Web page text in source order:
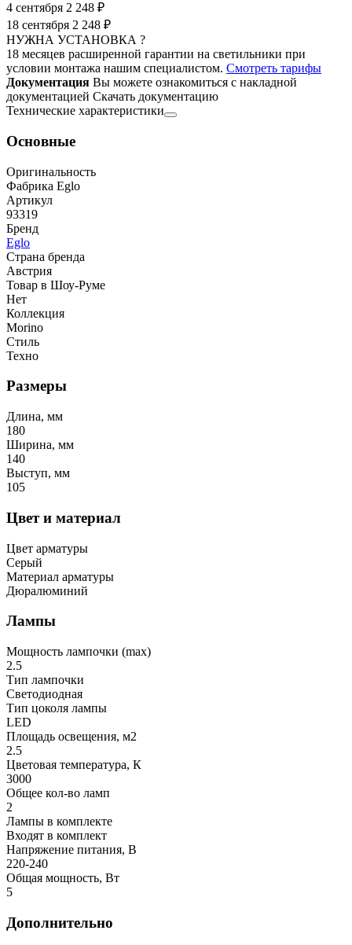
4 сентября 2 248 ₽
18 сентября 2 248 ₽
НУЖНА УСТАНОВКА ?
18 месяцев расширенной гарантии на светильники при
условии монтажа нашим специалистом. Смотреть тарифы
Документация Вы можете ознакомиться с накладной
документацией Скачать документацию
Технические характеристики
Основные
Оригинальность
Фабрика Eglo
Артикул
93319
Бренд
Eglo
Страна бренда
Австрия
Товар в Шоу-Руме
Нет
Коллекция
Morino
Стиль
Техно
Размеры
Длина, мм
180
Ширина, мм
140
Выступ, мм
105
Цвет и материал
Цвет арматуры
Серый
Материал арматуры
Дюралюминий
Лампы
Мощность лампочки (max)
2.5
Тип лампочки
Светодиодная
Тип цоколя лампы
LED
Площадь освещения, м2
2.5
Цветовая температура, К
3000
Общее кол-во ламп
2
Лампы в комплекте
Входят в комплект
Напряжение питания, В
220-240
Общая мощность, Вт
5
Дополнительно